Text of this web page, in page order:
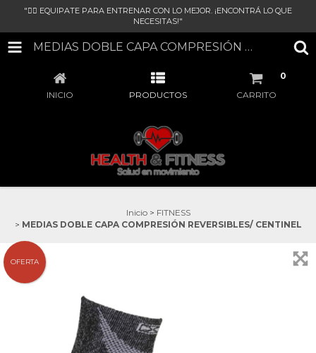
"🏋‍♀ EQUIPATE PARA ENTRENAR CON LO MEJOR. ¡ENCONTRÁ LO QUE
NECESITAS!"
MEDIAS DOBLE CAPA COMPRESIÓN REVERSIBLES/ CENTINEL
INICIO PRODUCTOS CARRITO
0
Inicio > FITNESS
> MEDIAS DOBLE CAPA COMPRESIÓN REVERSIBLES/ CENTINEL
OFERTA